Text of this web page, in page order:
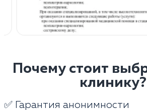
Почему стоит
клинику?
✅ Гарантия анонимности